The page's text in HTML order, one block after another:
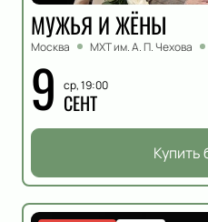
МУЖЬЯ И ЖЁНЫ
Москва МХТ им. А. П. Чехова
9 ср, 19:00
СЕНТ
Купить